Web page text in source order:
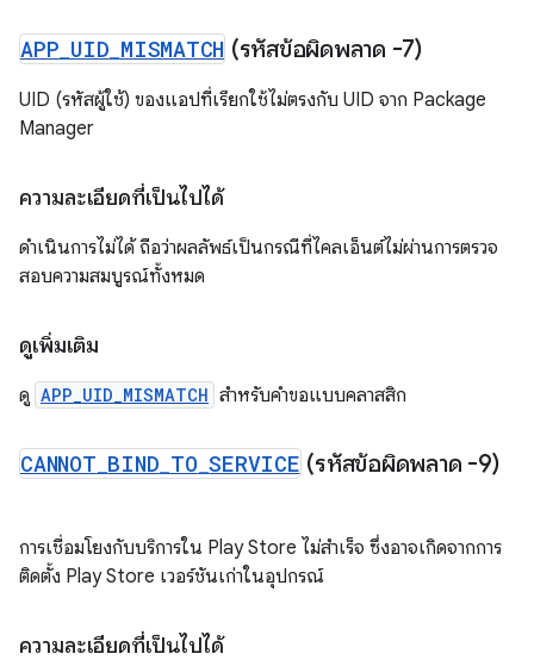
APP UID MISMATCH (รหัสข้อผิดพลาด -7)
UID (รหัสผู้ใช้) ของแอปที่เรียกใช้ไม่ตรงกับ UID จาก Package
Manager
ความละเอียดที่เป็นไปได้
ดำเนินการไม่ได้ ถือว่าผลลัพธ์เป็นกรณีที่ไคลเอ็นต์ไม่ผ่านการตรวจ
สอบความสมบูรณ์ทั้งหมด
ดูเพิ่มเติม
ดู APP_UID_MISMATCH สำหรับคำขอแบบคลาสสิก
CANNOT BIND TO _SERVICE (รหัสข้อผิดพลาด -9)
การเชื่อมโยงกับบริการใน Play Store ไม่สำเร็จ ซึ่งอาจเกิดจากการ
ติดตั้ง Play Store เวอร์ชันเก่าในอุปกรณ์
ความละเอียดที่เป็นไปได้